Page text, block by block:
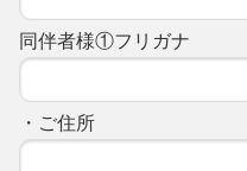
同伴者様①フリガナ
・ご住所